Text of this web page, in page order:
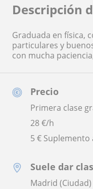
Precio
Primera clase
28€/h
5 €
Suele dar
Madrid (Ciudad)
Descripción
Graduada en física,
particulares y
con mucha